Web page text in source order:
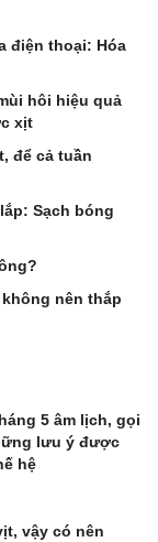
điện thoại: Hóa
hôi hiệu quả
xịt
để cả tuần
Sạch bóng
nên thắp
5 âm lịch, gọi
lưu ý được
hệ
vậy có nên